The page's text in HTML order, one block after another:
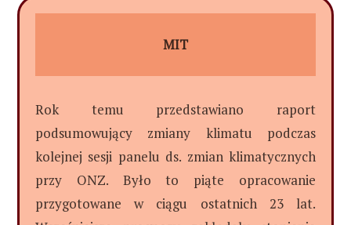
MIT
Rok temu przedstawiano raport
podsumowujący zmiany klimatu podczas
kolejnej sesji panelu ds. zmian klimatycznych
przy ONZ. Było to piąte opracowanie
przygotowane w ciągu ostatnich 23 lat.